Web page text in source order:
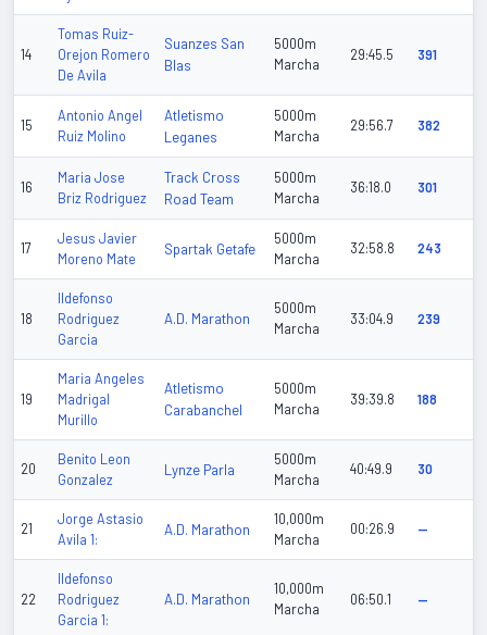
14
Tomas Ruiz-
Orejon Romero
De Avila
Suanzes San
Blas
5000m
Marcha
29:45.5 391
15
Antonio Angel
Ruiz Molino
Atletismo
Leganes
5000m
Marcha
29:56.7 382
16
Maria Jose
Briz Rodriguez
Track Cross
Road Team
5000m
Marcha
36:18.0 301
17
Jesus Javier
Moreno Mate
Spartak Getafe
5000m
Marcha
32:58.8 243
18
Ildefonso
Rodriguez
Garcia
A.D. Marathon
5000m
Marcha
33:04.9 239
19
Maria Angeles
Madrigal
Murillo
Atletismo
Carabanchel
5000m
Marcha
39:39.8 188
20
Benito Leon
Gonzalez
Lynze Parla
5000m
Marcha
40:49.9 30
21
Jorge Astasio
Avila 1:
A.D. Marathon
10,000m
Marcha
00:26.9 —
22
Ildefonso
Rodriguez
Garcia 1:
A.D. Marathon
10,000m
Marcha
06:50.1 —